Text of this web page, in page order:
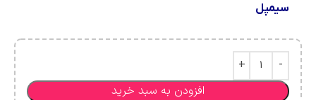
سیمپل
افزودن به سبد خرید